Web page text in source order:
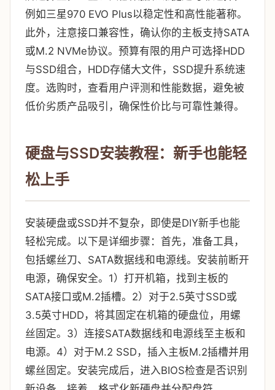
例如三星970 EVO Plus以稳定性和高性能著称。
此外，注意接口兼容性，确认你的主板支持SATA
或M.2 NVMe协议。预算有限的用户可选择HDD
与SSD组合，HDD存储大文件，SSD提升系统速
度。选购时，查看用户评测和性能数据，避免被
低价劣质产品吸引，确保性价比与可靠性兼得。
硬盘与SSD安装教程：新手也能轻
松上手
安装硬盘或SSD并不复杂，即使是DIY新手也能
轻松完成。以下是详细步骤：首先，准备工具，
包括螺丝刀、SATA数据线和电源线。安装前断开
电源，确保安全。1）打开机箱，找到主板的
SATA接口或M.2插槽。2）对于2.5英寸SSD或
3.5英寸HDD，将其固定在机箱的硬盘位，用螺
丝固定。3）连接SATA数据线和电源线至主板和
电源。4）对于M.2 SSD，插入主板M.2插槽并用
螺丝固定。安装完成后，进入BIOS检查是否识别